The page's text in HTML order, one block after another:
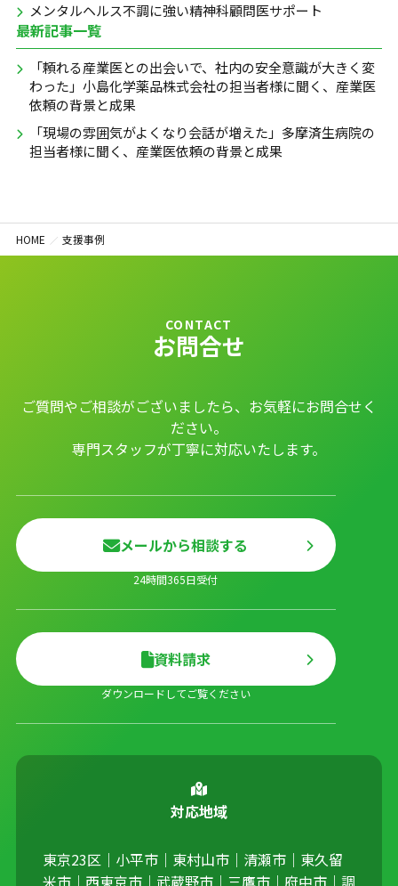
メンタルヘルス不調に強い精神科顧問医サポート
最新記事一覧
「頼れる産業医との出会いで、社内の安全意識が大きく変
わった」小島化学薬品株式会社の担当者様に聞く、産業医
依頼の背景と成果
「現場の雰囲気がよくなり会話が増えた」多摩済生病院の
担当者様に聞く、産業医依頼の背景と成果
HOME 支援事例
CONTACT
お問合せ
ご質問やご相談がございましたら、お気軽にお問合せく
ださい。
専門スタッフが丁寧に対応いたします。
メールから相談する
24時間365日受付
資料請求
ダウンロードしてご覧ください
対応地域
東京23区｜小平市｜東村山市｜清瀬市｜東久留
米市｜西東京市｜武蔵野市｜三鷹市｜府中市｜調